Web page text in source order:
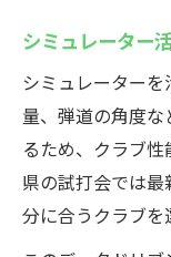
プロの
を実現
失敗を防ぐ
活用法
ゴルフ
敗防止
シミュレーター
シミュレーター
量、弾道の角度
るため、クラブ
県の試打会では
分に合うクラブを